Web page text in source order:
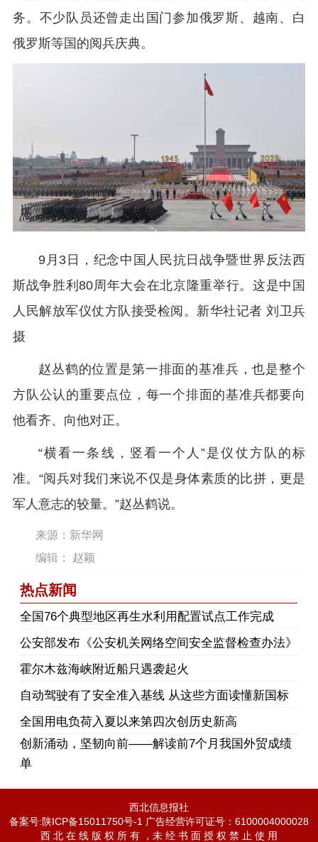
务。不少队员还曾走出国门参加俄罗斯、越南、白
俄罗斯等国的阅兵庆典。
9月3日，纪念中国人民抗日战争暨世界反法西
斯战争胜利80周年大会在北京隆重举行。这是中国
人民解放军仪仗方队接受检阅。新华社记者 刘卫兵
摄
赵丛鹤的位置是第一排面的基准兵，也是整个
方队公认的重要点位，每一个排面的基准兵都要向
他看齐、向他对正。
“横看一条线，竖看一个人”是仪仗方队的标
准。“阅兵对我们来说不仅是身体素质的比拼，更是
军人意志的较量。”赵丛鹤说。
来源：新华网
编辑： 赵颖
热点新闻
​全国76个典型地区再生水利用配置试点工作完成
公安部发布《公安机关网络空间安全监督检查办法》
霍尔木兹海峡附近船只遇袭起火
自动驾驶有了安全准入基线 从这些方面读懂新国标
全国用电负荷入夏以来第四次创历史新高
创新涌动，坚韧向前——解读前7个月我国外贸成绩
单
西北信息报社
备案号:陕ICP备15011750号-1 广告经营许可证号：6100004000028
西 北 在 线 版 权 所 有 ，未 经 书 面 授 权 禁 止 使 用